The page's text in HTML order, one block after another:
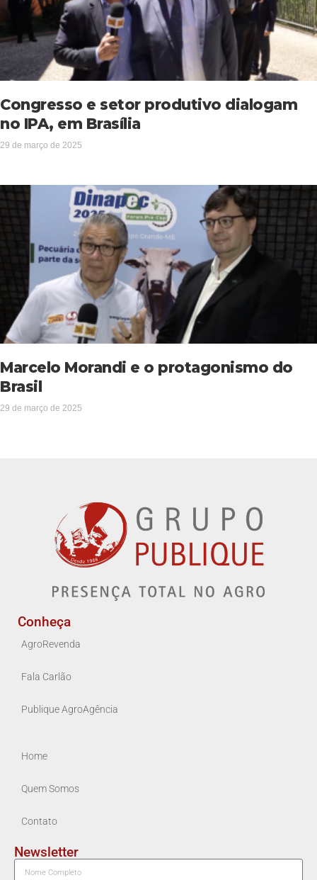
Congresso e setor produtivo dialogam
no IPA, em Brasília
29 de março de 2025
Marcelo Morandi e o protagonismo do
Brasil
29 de março de 2025
Conheça
AgroRevenda
Fala Carlão
Publique AgroAgência
Home
Quem Somos
Contato
Newsletter